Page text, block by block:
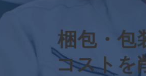
梱包・包
コストを